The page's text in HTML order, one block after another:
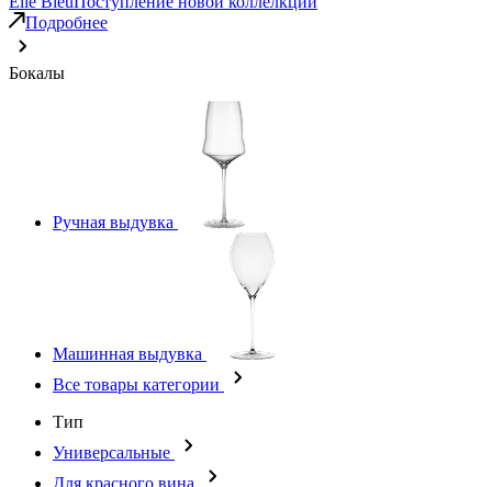
Подробнее
Бокалы
Ручная выдувка
Машинная выдувка
Все товары категории
Тип
Универсальные
Для красного вина